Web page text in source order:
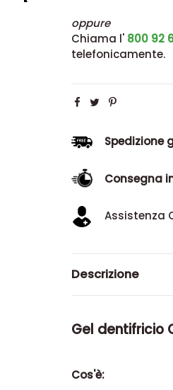
oppure
Chiama l' 800 92
telefonicamente.
Spedizione
Consegna
Assistenza
Descrizione
Gel dentifricio
Cos'è: